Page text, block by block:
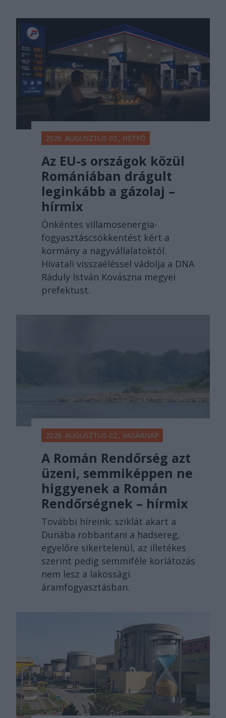
2026. AUGUSZTUS 03., HÉTFŐ
Az EU-s országok közül
Romániában drágult
leginkább a gázolaj –
hírmix
Önkéntes villamosenergia-
fogyasztáscsökkentést kért a
kormány a nagyvállalatoktól.
Hivatali visszaéléssel vádolja a DNA
Ráduly István Kovászna megyei
prefektust.
2026. AUGUSZTUS 02., VASÁRNAP
A Román Rendőrség azt
üzeni, semmiképpen ne
higgyenek a Román
Rendőrségnek – hírmix
További híreink: sziklát akart a
Dunába robbantani a hadsereg,
egyelőre sikertelenül, az illetékes
szerint pedig semmiféle korlátozás
nem lesz a lakossági
áramfogyasztásban.